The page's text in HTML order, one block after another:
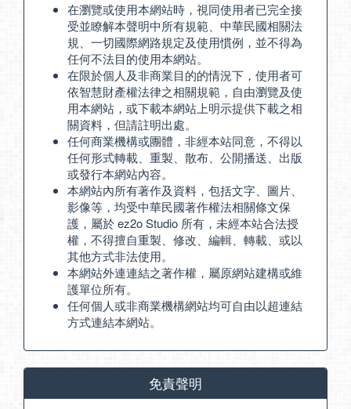
在瀏覽或使用本網站時，視同使用者已完全接
受並瞭解本聲明中所有規範、中華民國相關法
規、一切國際網路規定及使用慣例，並不得為
任何不法目的使用本網站。
在限於個人及非商業目的的情況下，使用者可
依智慧財產權法律之相關規範，自由瀏覽及使
用本網站，或下載本網站上明示提供下載之相
關資料，但請註明出處。
任何商業機構或團體，非經本站同意，不得以
任何形式轉載、重製、散布、公開播送、出版
或發行本網站內容。
本網站內所有著作及資料，包括文字、圖片、
影像等，均受中華民國著作權法相關條文保
護，屬於 ez2o Studio 所有，未經本站合法授
權，不得擅自重製、修改、編輯、轉載、或以
其他方式非法使用。
本網站外連連結之著作權，屬原網站建構或維
護單位所有。
任何個人或非商業機構網站均可自由以超連結
方式連結本網站。
免責聲明